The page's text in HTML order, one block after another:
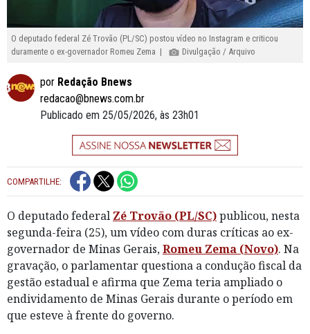
O deputado federal Zé Trovão (PL/SC) postou vídeo no Instagram e criticou
duramente o ex-governador Romeu Zema |
Divulgação / Arquivo
por Redação Bnews
redacao@bnews.com.br
Publicado em 25/05/2026, às 23h01
COMPARTILHE:
O deputado federal Zé Trovão (PL/SC)publicou, nesta
segunda-feira (25), um vídeo com duras críticas ao ex-
governador de Minas Gerais,Romeu Zema (Novo). Na
gravação, o parlamentar questiona a condução fiscal da
gestão estadual e afirma que Zema teria ampliado o
endividamento de Minas Gerais durante o período em
que esteve à frente do governo.